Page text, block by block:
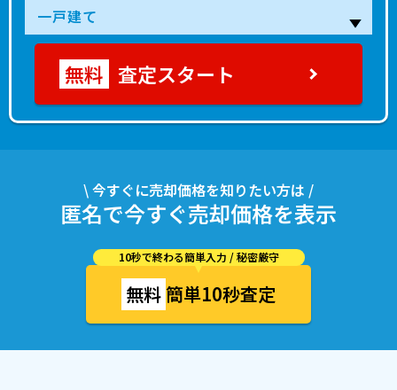
査定スタート
\ 今すぐに売却価格を知りたい方は /
匿名で今すぐ売却価格を表示
10秒で終わる簡単入力 / 秘密厳守
無料簡単10秒査定